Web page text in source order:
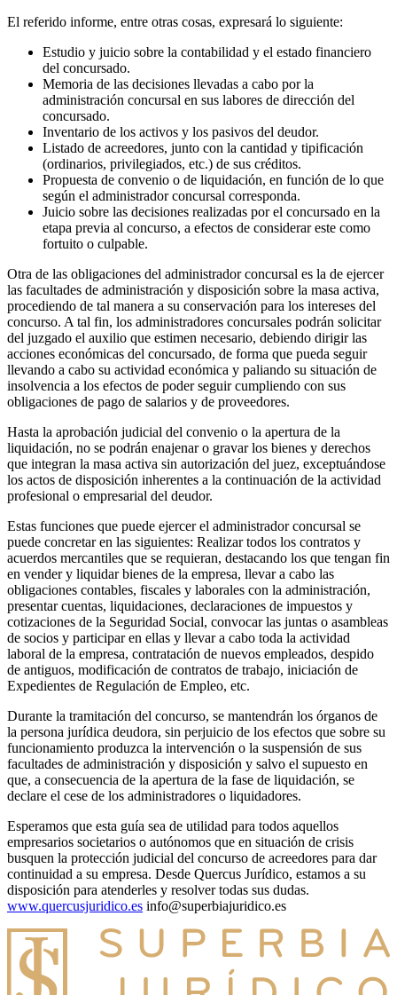
El referido informe, entre otras cosas, expresará lo siguiente:
Estudio y juicio sobre la contabilidad y el estado financiero
del concursado.
Memoria de las decisiones llevadas a cabo por la
administración concursal en sus labores de dirección del
concursado.
Inventario de los activos y los pasivos del deudor.
Listado de acreedores, junto con la cantidad y tipificación
(ordinarios, privilegiados, etc.) de sus créditos.
Propuesta de convenio o de liquidación, en función de lo que
según el administrador concursal corresponda.
Juicio sobre las decisiones realizadas por el concursado en la
etapa previa al concurso, a efectos de considerar este como
fortuito o culpable.
Otra de las obligaciones del administrador concursal es la de ejercer
las facultades de administración y disposición sobre la masa activa,
procediendo de tal manera a su conservación para los intereses del
concurso. A tal fin, los administradores concursales podrán solicitar
del juzgado el auxilio que estimen necesario, debiendo dirigir las
acciones económicas del concursado, de forma que pueda seguir
llevando a cabo su actividad económica y paliando su situación de
insolvencia a los efectos de poder seguir cumpliendo con sus
obligaciones de pago de salarios y de proveedores.
Hasta la aprobación judicial del convenio o la apertura de la
liquidación, no se podrán enajenar o gravar los bienes y derechos
que integran la masa activa sin autorización del juez, exceptuándose
los actos de disposición inherentes a la continuación de la actividad
profesional o empresarial del deudor.
Estas funciones que puede ejercer el administrador concursal se
puede concretar en las siguientes: Realizar todos los contratos y
acuerdos mercantiles que se requieran, destacando los que tengan fin
en vender y liquidar bienes de la empresa, llevar a cabo las
obligaciones contables, fiscales y laborales con la administración,
presentar cuentas, liquidaciones, declaraciones de impuestos y
cotizaciones de la Seguridad Social, convocar las juntas o asambleas
de socios y participar en ellas y llevar a cabo toda la actividad
laboral de la empresa, contratación de nuevos empleados, despido
de antiguos, modificación de contratos de trabajo, iniciación de
Expedientes de Regulación de Empleo, etc.
Durante la tramitación del concurso, se mantendrán los órganos de
la persona jurídica deudora, sin perjuicio de los efectos que sobre su
funcionamiento produzca la intervención o la suspensión de sus
facultades de administración y disposición y salvo el supuesto en
que, a consecuencia de la apertura de la fase de liquidación, se
declare el cese de los administradores o liquidadores.
Esperamos que esta guía sea de utilidad para todos aquellos
empresarios societarios o autónomos que en situación de crisis
busquen la protección judicial del concurso de acreedores para dar
continuidad a su empresa. Desde Quercus Jurídico, estamos a su
disposición para atenderles y resolver todas sus dudas.
www.quercusjuridico.es info@superbiajuridico.es